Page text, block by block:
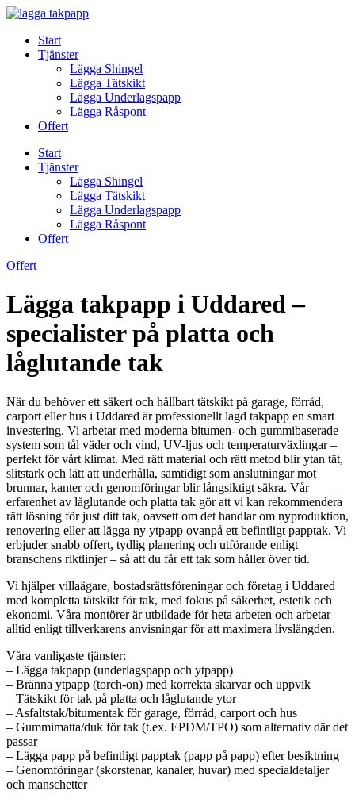
Skip
contentStart
Tjänster
Lägga Shingel
Lägga Tätskikt
Lägga Underlagspapp
Lägga Råspont
Offert
Start
Tjänster
Lägga Shingel
Lägga Tätskikt
Lägga Underlagspapp
Lägga Råspont
Offert
Offert
Lägga takpapp i Uddared –
specialister på platta och
låglutande tak
När du behöver ett säkert och hållbart tätskikt på garage, förråd,
carport eller hus i Uddared är professionellt lagd takpapp en smart
investering. Vi arbetar med moderna bitumen- och gummibaserade
system som tål väder och vind, UV-ljus och temperaturväxlingar –
perfekt för vårt klimat. Med rätt material och rätt metod blir ytan tät,
slitstark och lätt att underhålla, samtidigt som anslutningar mot
brunnar, kanter och genomföringar blir långsiktigt säkra. Vår
erfarenhet av låglutande och platta tak gör att vi kan rekommendera
rätt lösning för just ditt tak, oavsett om det handlar om nyproduktion,
renovering eller att lägga ny ytpapp ovanpå ett befintligt papptak. Vi
erbjuder snabb offert, tydlig planering och utförande enligt
branschens riktlinjer – så att du får ett tak som håller över tid.
Vi hjälper villaägare, bostadsrättsföreningar och företag i Uddared
med kompletta tätskikt för tak, med fokus på säkerhet, estetik och
ekonomi. Våra montörer är utbildade för heta arbeten och arbetar
alltid enligt tillverkarens anvisningar för att maximera livslängden.
Våra vanligaste tjänster:
– Lägga takpapp (underlagspapp och ytpapp)
– Bränna ytpapp (torch-on) med korrekta skarvar och uppvik
– Tätskikt för tak på platta och låglutande ytor
– Asfaltstak/bitumentak för garage, förråd, carport och hus
– Gummimatta/duk för tak (t.ex. EPDM/TPO) som alternativ där det
passar
– Lägga papp på befintligt papptak (papp på papp) efter besiktning
– Genomföringar (skorstenar, kanaler, huvar) med specialdetaljer
och manschetter